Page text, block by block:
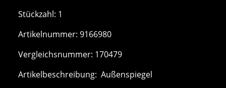
Stückzahl: 1
Artikelnummer: 9166980
Vergleichsnummer: 170479
Artikelbeschreibung: Außenspiegel